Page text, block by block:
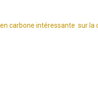
carbone intéressante sur